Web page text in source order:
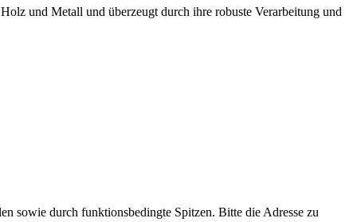
und Metall und überzeugt durch ihre robuste Verarbeitung und
sowie durch funktionsbedingte Spitzen. Bitte die Adresse zu